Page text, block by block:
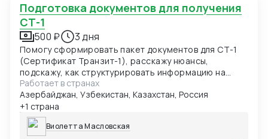
Подготовка документов для получения
СТ-1
500 ₽ 3 дня
Помогу сформировать пакет документов для СТ-1
(Сертификат Транзит-1), расскажу нюансы,
подскажу, как структурировать информацию на
будущее
Работает в странах
Азербайджан, Узбекистан, Казахстан, Россия
+1 страна
Виолетта Масловская